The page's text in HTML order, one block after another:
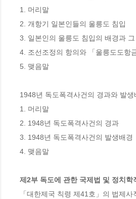
1. 머리말
2. 개항기 일본인들의 울릉도 침입
3. 일본인의 울릉도 침입의 배경과 그
4. 조선조정의 항의와 「울릉도도항
5. 맺음말
1948년 독도폭격사건의 경과와 발생
1. 머리말
2. 1948년 독도폭격사건의 경과
3. 1948년 독도폭격사건의 발생배경
4. 맺음말
제2부 독도에 관한 국제법 및 정치학
「대한제국 칙령 제41호」의 법제